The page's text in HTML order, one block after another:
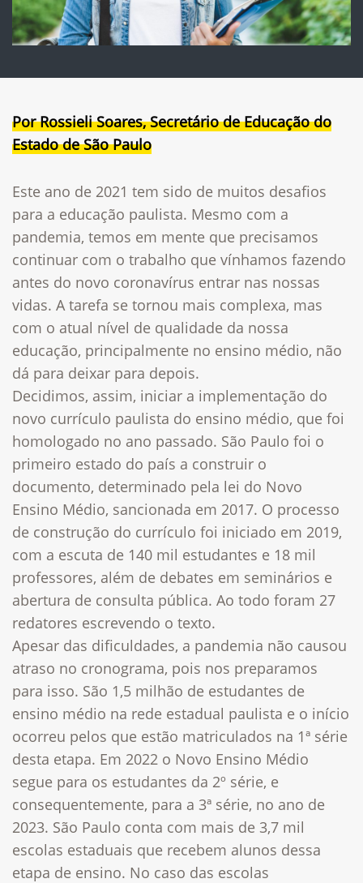
Por Rossieli Soares, Secretário de Educação do
Estado de São Paulo
Este ano de 2021 tem sido de muitos desafios
para a educação paulista. Mesmo com a
pandemia, temos em mente que precisamos
continuar com o trabalho que vínhamos fazendo
antes do novo coronavírus entrar nas nossas
vidas. A tarefa se tornou mais complexa, mas
com o atual nível de qualidade da nossa
educação, principalmente no ensino médio, não
dá para deixar para depois.
Decidimos, assim, iniciar a implementação do
novo currículo paulista do ensino médio, que foi
homologado no ano passado. São Paulo foi o
primeiro estado do país a construir o
documento, determinado pela lei do Novo
Ensino Médio, sancionada em 2017. O processo
de construção do currículo foi iniciado em 2019,
com a escuta de 140 mil estudantes e 18 mil
professores, além de debates em seminários e
abertura de consulta pública. Ao todo foram 27
redatores escrevendo o texto.
Apesar das dificuldades, a pandemia não causou
atraso no cronograma, pois nos preparamos
para isso. São 1,5 milhão de estudantes de
ensino médio na rede estadual paulista e o início
ocorreu pelos que estão matriculados na 1ª série
desta etapa. Em 2022 o Novo Ensino Médio
segue para os estudantes da 2º série, e
consequentemente, para a 3ª série, no ano de
2023. São Paulo conta com mais de 3,7 mil
escolas estaduais que recebem alunos dessa
etapa de ensino. No caso das escolas